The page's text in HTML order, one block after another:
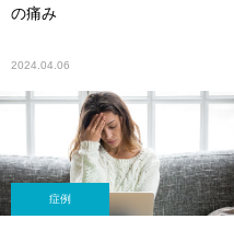
の痛み
2024.04.06
症例